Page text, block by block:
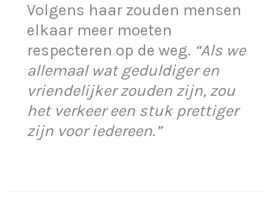
Volgens haar zouden mensen
elkaar meer moeten
respecteren op de weg. “Als we
allemaal wat geduldiger en
vriendelijker zouden zijn, zou
het verkeer een stuk prettiger
zijn voor iedereen.”